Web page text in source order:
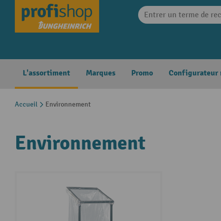
Skip to main navigation
L'assortiment Marques Promo Configurateur
Accueil Environnement
Environnement